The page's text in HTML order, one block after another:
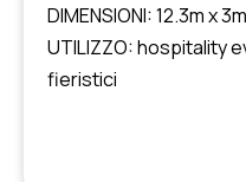
DIMENSIONI: 12.3m x 3m
UTILIZZO: hospitality
fieristici